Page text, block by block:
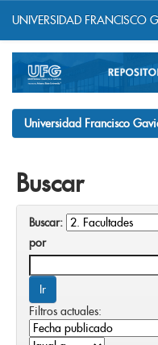
navigation
UNIVERSIDAD FRANCISCO
Universidad Francisco
Buscar
Buscar:
por
Filtros actuales: